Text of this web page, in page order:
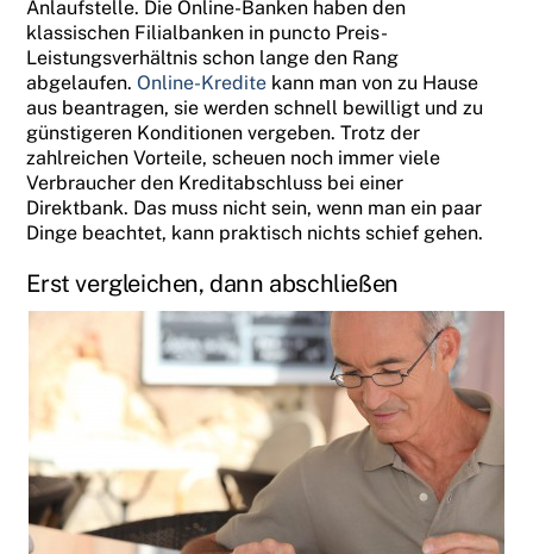
Anlaufstelle. Die Online-Banken haben den
klassischen Filialbanken in puncto Preis-
Leistungsverhältnis schon lange den Rang
abgelaufen.Online-Kredite kann man von zu Hause
aus beantragen, sie werden schnell bewilligt und zu
günstigeren Konditionen vergeben. Trotz der
zahlreichen Vorteile, scheuen noch immer viele
Verbraucher den Kreditabschluss bei einer
Direktbank. Das muss nicht sein, wenn man ein paar
Dinge beachtet, kann praktisch nichts schief gehen.
Erst vergleichen, dann abschließen